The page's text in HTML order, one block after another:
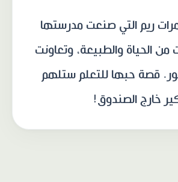
ريم التي صنعت مدرستها
من الحياة والطبيعة، وتعاونت
قصة حبها للتعلم ستلهم
خارج الصندوق!